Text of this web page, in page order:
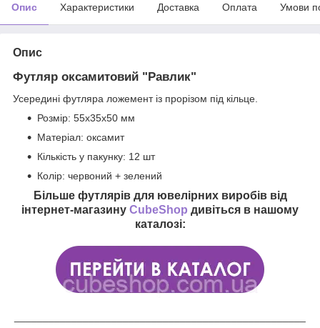
Опис Характеристики Доставка Оплата Умови
Опис
Футляр оксамитовий "Равлик"
Усередині футляра ложемент із прорізом під кільце.
Розмір: 55х35х50 мм
Матеріал: оксамит
Кількість у пакунку: 12 шт
Колір: червоний + зелений
Більше футлярів для ювелірних виробів від
інтернет-магазину CubeShop дивіться в нашому
каталозі: